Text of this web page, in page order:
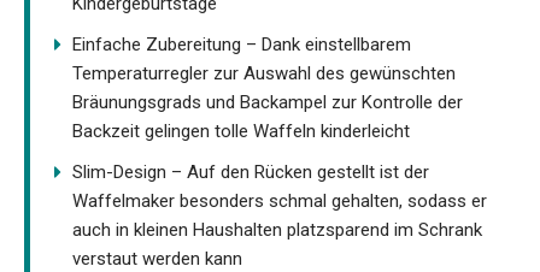
Einfache Zubereitung – Dank einstellbarem
Temperaturregler zur Auswahl des gewünschten
Bräunungsgrads und Backampel zur Kontrolle der
Backzeit gelingen tolle Waffeln kinderleicht
Slim-Design – Auf den Rücken gestellt ist der
Waffelmaker besonders schmal gehalten, sodass er
auch in kleinen Haushalten platzsparend im Schrank
verstaut werden kann